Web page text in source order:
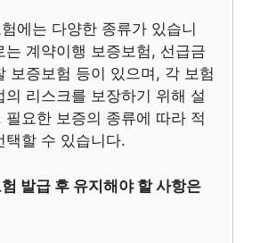
에는 다양한 종류가 있습니
는 계약이행 보증보험, 선급금
보증보험 등이 있으며, 각 보험
의 리스크를 보장하기 위해 설
필요한 보증의 종류에 따라 적
택할 수 있습니다.
발급 후 유지해야 할 사항은